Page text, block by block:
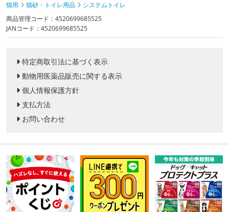
猫用 猫砂・トイレ用品
システムトイレ
商品管理コード：4520699685525
JANコード：4520699685525
特定商取引法に基づく表示
動物用医薬品販売に関する表示
個人情報保護方針
支払方法
お問い合わせ